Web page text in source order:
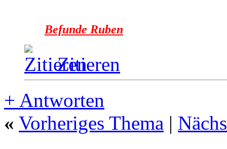
Befunde Ruben
Zitieren
+ Antworten
« Vorheriges Thema |